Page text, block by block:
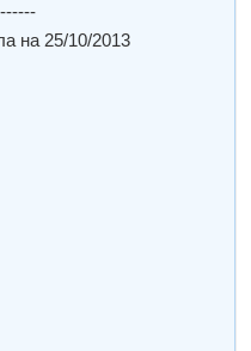
на 25/10/2013